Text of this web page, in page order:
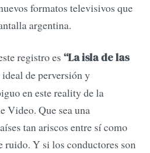
formatos televisivos que
argentina.
registro es “La isla de las
de perversión y
en este reality de la
Video. Que sea una
tan ariscos entre sí como
ruido. Y si los conductores son